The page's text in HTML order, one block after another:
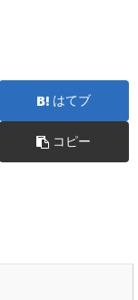
はてブ
コピー